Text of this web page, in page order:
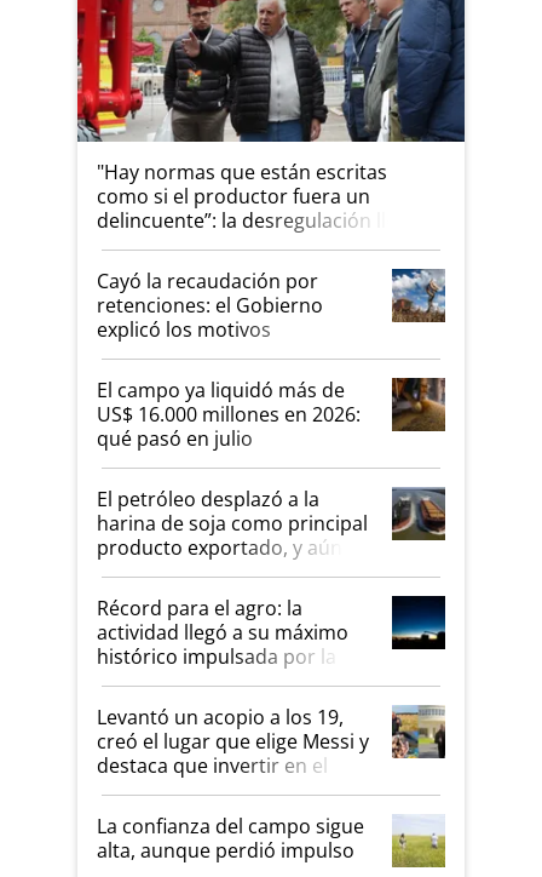
"Hay normas que están escritas
como si el productor fuera un
delincuente”: la desregulación llegó
al Congreso Aapresid y hasta se
habló del financiamiento al IPCVA
Cayó la recaudación por
retenciones: el Gobierno
explicó los motivos
El campo ya liquidó más de
US$ 16.000 millones en 2026:
qué pasó en julio
El petróleo desplazó a la
harina de soja como principal
producto exportado, y aún así
el agro aportó casi seis de
cada diez dólares y sostuvo el
liderazgo en un semestre
récord
Récord para el agro: la
actividad llegó a su máximo
histórico impulsada por la
cosecha y las exportaciones
Levantó un acopio a los 19,
creó el lugar que elige Messi y
destaca que invertir en el
kirchnerismo era como "darle
plata a un hijo para droga":
Juan Félix Rossetti, el libertario
que de una dura crisis salió
La confianza del campo sigue
alta, aunque perdió impulso